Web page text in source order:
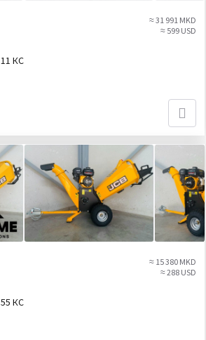
≈ 31 991 MKD
≈ 599 USD
11 КС
≈ 15 380 MKD
≈ 288 USD
55 КС